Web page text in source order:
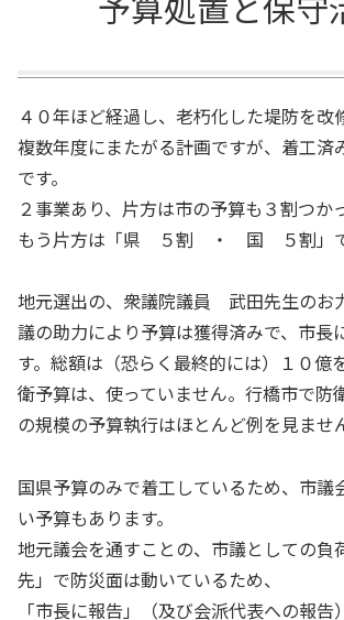
４０年ほど経過し、老朽化した堤防を改
複数年度にまたがる計画ですが、着工済
です。
２事業あり、片方は市の予算も３割つか
もう片方は「県 ５割 ・ 国 ５割」で
地元選出の、衆議院議員 武田先生のお
議の助力により予算は獲得済みで、市長
す。総額は（恐らく最終的には）１０億
衛予算は、使っていません。行橋市で防
の規模の予算執行はほとんど例を見ませ
国県予算のみで着工しているため、市議
い予算もあります。
地元議会を通すことの、市議としての負
先」で防災面は動いているため、
「市長に報告」（及び会派代表への報